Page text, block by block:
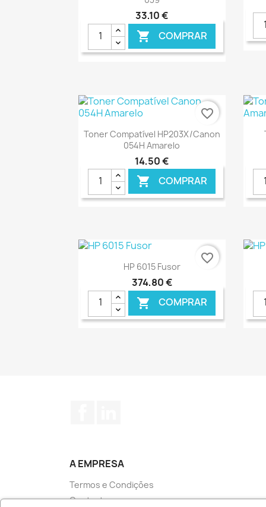
33,10 €
 COMPRAR
Ver+
Toner Compatível HP203X/Canon
054H Amarelo
14,50 €
 COMPRAR
favorite_border
Ver+
HP 6015 Fusor
374,80 €
 COMPRAR
favorite_border
A EMPRESA
Termos e Condições
Contacte-nos